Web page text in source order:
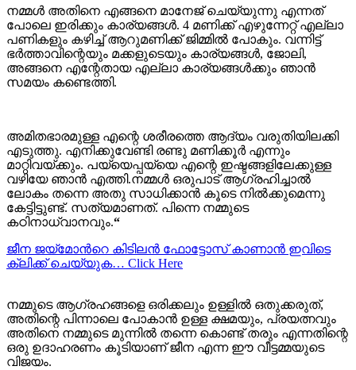
നമ്മൾ അതിനെ എങ്ങനെ മാനേജ് ചെയ്യുന്നു എന്നത്
പോലെ ഇരിക്കും കാര്യങ്ങൾ. 4 മണിക്ക് എഴുന്നേറ്റ് എല്ലാ
പണികളും കഴിച്ച് ആറുമണിക്ക് ജിമ്മിൽ പോകും. വന്നിട്ട്
ഭർത്താവിന്റെയും മക്കളുടെയും കാര്യങ്ങൾ, ജോലി,
അങ്ങനെ എന്റേതായ എല്ലാ കാര്യങ്ങൾക്കും ഞാൻ
സമയം കണ്ടെത്തി.
അമിതഭാരമുള്ള എന്റെ ശരീരത്തെ ആദ്യം വരുതിയിലക്കി
എടുത്തു. എനിക്കുവേണ്ടി രണ്ടു മണിക്കൂർ എന്നും
മാറ്റിവയ്ക്കും. പയ്യെപ്പയ്യെ എന്റെ ഇഷ്ടങ്ങളിലേക്കുള്ള
വഴിയേ ഞാൻ എത്തി.നമ്മൾ ഒരുപാട് ആഗ്രഹിച്ചാൽ
ലോകം തന്നെ അതു സാധിക്കാൻ കൂടെ നിൽക്കുമെന്നു
കേട്ടിട്ടുണ്ട്. സത്യമാണത്. പിന്നെ നമ്മുടെ
കഠിനാധ്വാനവും.“
ജീന ജയ്മോന്‍റെ കിടിലന്‍ ഫോട്ടോസ് കാണാന്‍ ഇവിടെ
ക്ലിക്ക് ചെയ്യുക… Click Here
നമ്മുടെ ആഗ്രഹങ്ങളെ ഒരിക്കലും ഉള്ളില്‍ ഒതുക്കരുത്,
അതിന്റെ പിന്നാലെ പോകാന്‍ ഉള്ള ക്ഷമയും, പ്രയത്നവും
അതിനെ നമ്മുടെ മുന്നില്‍ തന്നെ കൊണ്ട് തരും എന്നതിന്റെ
ഒരു ഉദാഹരണം കൂടിയാണ് ജീന എന്ന ഈ വീട്ടമ്മയുടെ
വിജയം.